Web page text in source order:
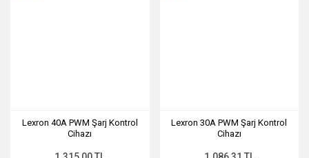
Lexron 40A PWM Şarj Kontrol
Cihazı
Lexron 30A PWM Şarj Kontrol
Cihazı